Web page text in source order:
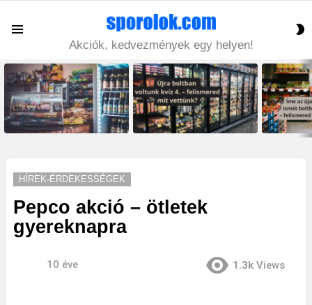
Akciók, kedvezmények egy helyen!
LATEST
STORIES
HÍREK-ÉRDEKESSÉGEK
Pepco akció – ötletek
gyereknapra
10 éve 1.3k Views